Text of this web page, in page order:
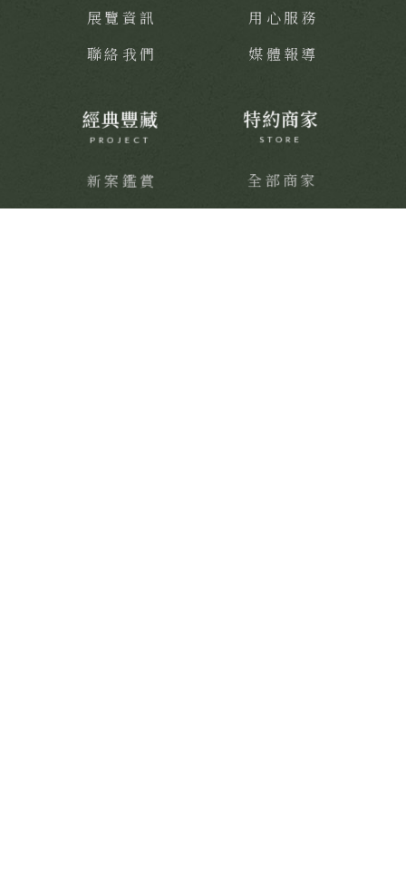
展覽資訊
聯絡我們
用心服務
媒體報導
經典豐藏
PROJECT
新案鑑賞
特約商家
STORE
全部商家